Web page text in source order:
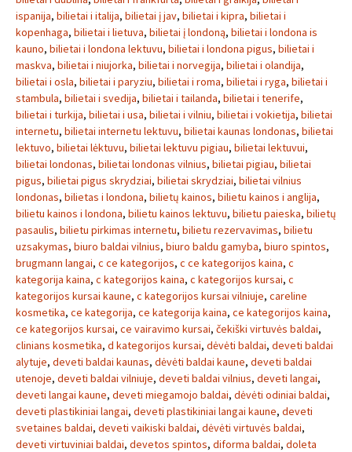
ispanija, bilietai i italija, bilietai į jav, bilietai i kipra, bilietai i
kopenhaga, bilietai i lietuva, bilietai į londoną, bilietai i londona is
kauno, bilietai i londona lektuvu, bilietai i londona pigus, bilietai i
maskva, bilietai i niujorka, bilietai i norvegija, bilietai i olandija,
bilietai i osla, bilietai i paryziu, bilietai i roma, bilietai i ryga, bilietai i
stambula, bilietai i svedija, bilietai i tailanda, bilietai i tenerife,
bilietai i turkija, bilietai i usa, bilietai i vilniu, bilietai i vokietija, bilietai
internetu, bilietai internetu lektuvu, bilietai kaunas londonas, bilietai
lektuvo, bilietai lėktuvu, bilietai lektuvu pigiau, bilietai lektuvui,
bilietai londonas, bilietai londonas vilnius, bilietai pigiau, bilietai
pigus, bilietai pigus skrydziai, bilietai skrydziai, bilietai vilnius
londonas, bilietas i londona, bilietų kainos, bilietu kainos i anglija,
bilietu kainos i londona, bilietu kainos lektuvu, bilietu paieska, bilietų
pasaulis, bilietu pirkimas internetu, bilietu rezervavimas, bilietu
uzsakymas, biuro baldai vilnius, biuro baldu gamyba, biuro spintos,
brugmann langai, c ce kategorijos, c ce kategorijos kaina, c
kategorija kaina, c kategorijos kaina, c kategorijos kursai, c
kategorijos kursai kaune, c kategorijos kursai vilniuje, careline
kosmetika, ce kategorija, ce kategorija kaina, ce kategorijos kaina,
ce kategorijos kursai, ce vairavimo kursai, čekiški virtuvės baldai,
clinians kosmetika, d kategorijos kursai, dėvėti baldai, deveti baldai
alytuje, deveti baldai kaunas, dėvėti baldai kaune, deveti baldai
utenoje, deveti baldai vilniuje, deveti baldai vilnius, deveti langai,
deveti langai kaune, deveti miegamojo baldai, dėvėti odiniai baldai,
deveti plastikiniai langai, deveti plastikiniai langai kaune, deveti
svetaines baldai, deveti vaikiski baldai, dėvėti virtuvės baldai,
deveti virtuviniai baldai, devetos spintos, diforma baldai, doleta